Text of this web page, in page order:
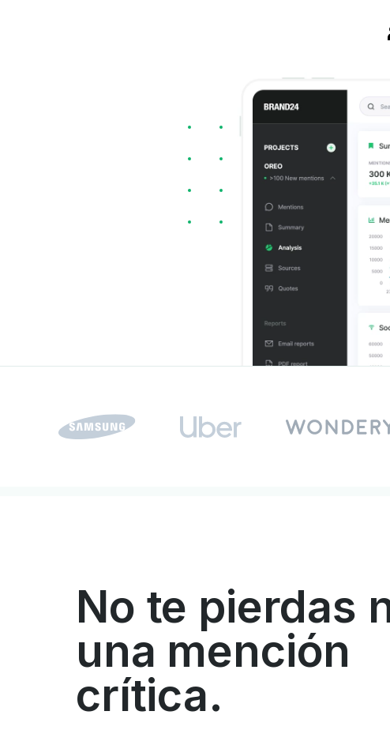
No te pierdas
una mención
crítica.